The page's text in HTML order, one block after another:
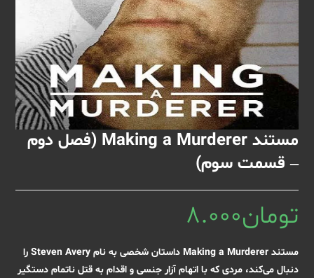
مستند Making a Murderer (فصل دوم
– قسمت سوم)
تومان8.000
مستند Making a Murderer داستان شخصی به نام Steven Avery را
دنبال می‌کند، مردی که با اتهام آزار جنسی و اقدام به قتل ناتمام دستگیر